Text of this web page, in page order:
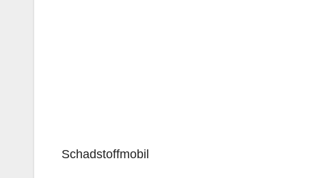
Schadstoffmobil